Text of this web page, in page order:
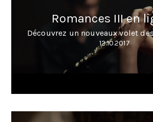
Romances III en
Découvrez un nouveaux volet
12.10.2017